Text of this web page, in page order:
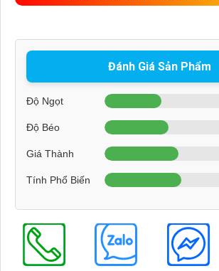
Đánh Giá Sản Phẩm
Độ Ngọt
Độ Béo
Giá Thành
Tính Phổ Biến